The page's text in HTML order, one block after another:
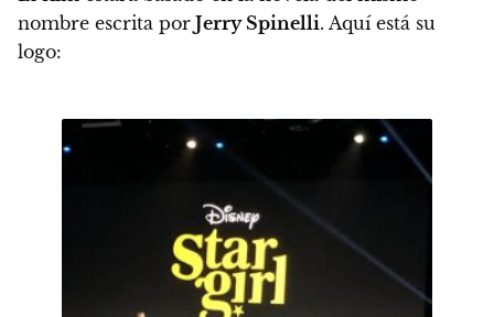
nombre escrita por Jerry Spinelli. Aquí está su
logo: